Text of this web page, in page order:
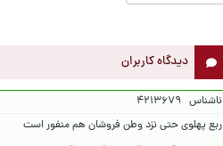
دیدگاه کاربران
ناشناس ۴۲۱۳۶۷۹
ربع پهلوی حتی نزد وطن فروشان هم منفور است